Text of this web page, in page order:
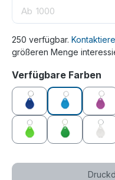
Ab 1000
250 verfügbar.
größeren Menge
Verfügbare Farben
blau hellblau lila
grün dunkelgrün